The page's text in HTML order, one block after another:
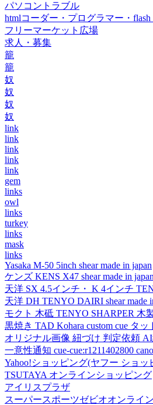
パソコントラブル
htmlコーダー・プログラマー・flash
フリーマーケット広場
求人・募集
籠
籠
奴
奴
奴
奴
link
link
link
link
link
gem
links
owl
links
turkey
links
mask
links
Yasaka M-50 5inch shear made in japan
ケンズ KENS X47 shear made in japan
天洋 SX 4.5インチ・ K 4インチ
天洋 DH TENYO DAIRI shear made
モクト 木砥 TENYO SHARPER 木
黒焼き TAD Kohara custom cue タ
オリジナル画像 紐づけ 判定依頼 AI
一意性通知 cue-cue:r1211402800
Yahoo!ショッピング(ヤフー ショッ
TSUTAYA オンラインショッピング
アイリスプラザ
スーパースポーツゼビオオンライ